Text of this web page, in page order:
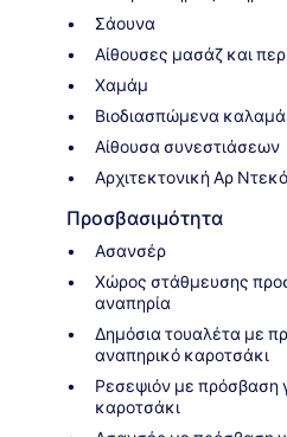
Σάουνα
Αίθουσες μασάζ και
Χαμάμ
Βιοδιασπώμενα
Αίθουσα συνεστιάσεων
Αρχιτεκτονική Αρ Ντεκό
Προσβασιμότητα
Ασανσέρ
Χώρος στάθμευσης
αναπηρία
Δημόσια τουαλέτα με
αναπηρικό καροτσάκι
Ρεσεψιόν με πρόσβαση
καροτσάκι